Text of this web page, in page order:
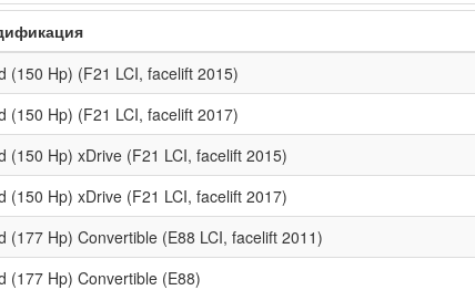
(150 Hp) (F21 LCI, facelift 2015)
(150 Hp) (F21 LCI, facelift 2017)
(150 Hp) xDrive (F21 LCI, facelift 2015)
(150 Hp) xDrive (F21 LCI, facelift 2017)
(177 Hp) Convertible (E88 LCI, facelift 2011)
(177 Hp) Convertible (E88)